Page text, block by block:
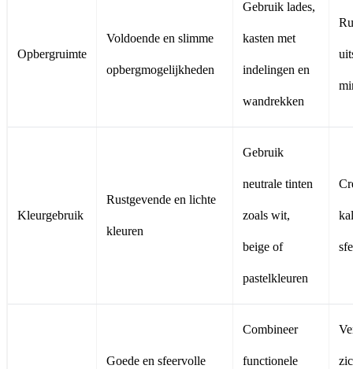
Opbergruimte
Voldoende en slimme
opbergmogelijkheden
Gebruik lades,
kasten met
indelingen en
wandrekken
Kleurgebruik
Rustgevende en lichte
kleuren
Gebruik
neutrale tinten
zoals wit,
beige of
pastelkleuren
Goede en sfeervolle
Combineer
functionele